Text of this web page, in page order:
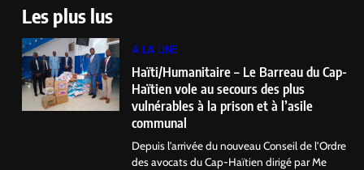
Les plus lus
A LA UNE
Haïti/Humanitaire – Le Barreau du Cap-
Haïtien vole au secours des plus
vulnérables à la prison et à l’asile
communal
Depuis l’arrivée du nouveau Conseil de l’Ordre
des avocats du Cap-Haïtien dirigé par Me